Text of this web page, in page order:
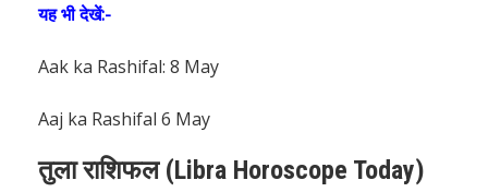
यह भी देखें:-
Aak ka Rashifal: 8 May
Aaj ka Rashifal 6 May
तुला राशिफल (Libra Horoscope Today)